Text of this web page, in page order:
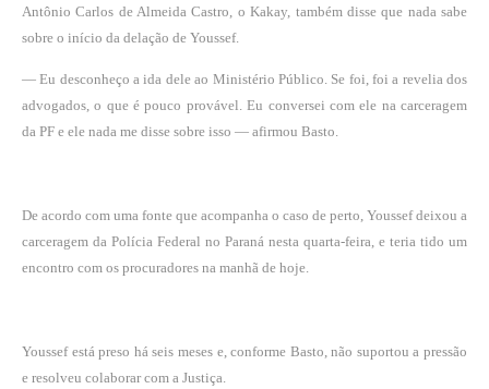
Antônio Carlos de Almeida Castro, o Kakay, também disse que nada sabe
sobre o início da delação de Youssef.
— Eu desconheço a ida dele ao Ministério Público. Se foi, foi a revelia dos
advogados, o que é pouco provável. Eu conversei com ele na carceragem
da PF e ele nada me disse sobre isso — afirmou Basto.
De acordo com uma fonte que acompanha o caso de perto, Youssef deixou a
carceragem da Polícia Federal no Paraná nesta quarta-feira, e teria tido um
encontro com os procuradores na manhã de hoje.
Youssef está preso há seis meses e, conforme Basto, não suportou a pressão
e resolveu colaborar com a Justiça.